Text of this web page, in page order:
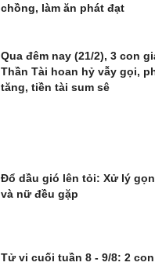
chồng, làm ăn phát đạt
Qua đêm nay (21/2), 3 con
Thần Tài hoan hỷ vẫy gọi,
tăng, tiền tài sum sê
Đổ dầu gió lên tỏi: Xử lý
và nữ đều gặp
Tử vi cuối tuần 8 - 9/8: 2